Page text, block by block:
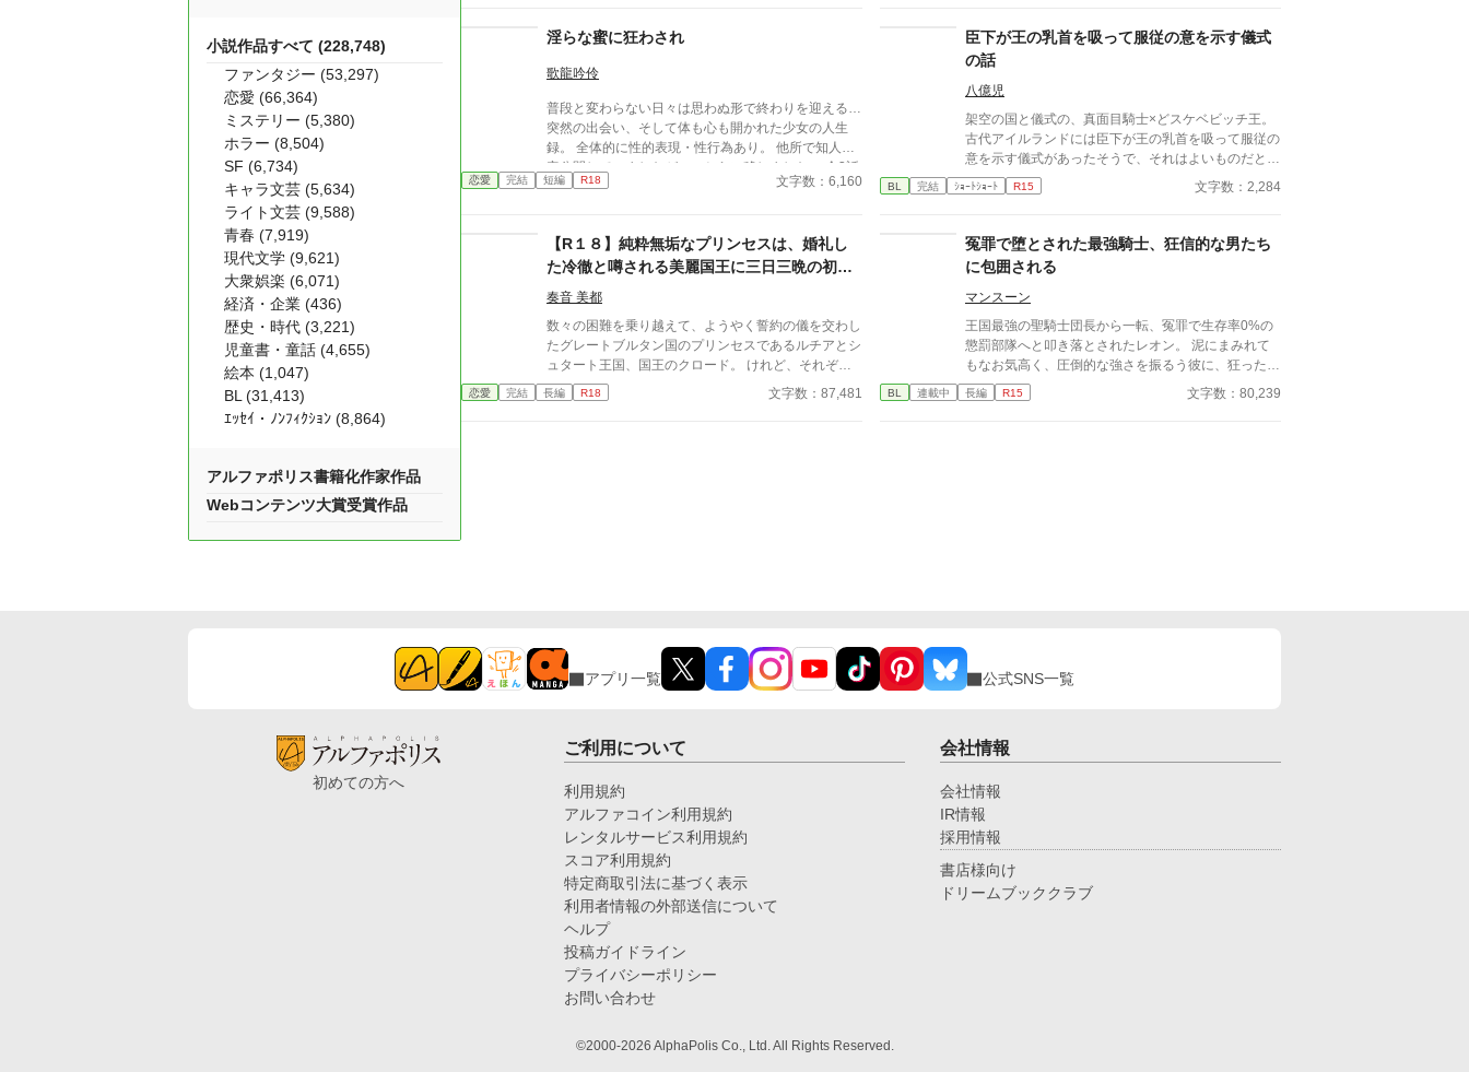
格が超ドSな御曹司、天城 蓮だった。 昼間は生徒会
長、夜は…ご主人様？ しかも、彼の命令はちょっと
普通じゃない。 「掃除だけじゃダメだろ？ ご主人
れるたび、耳元で囁かれるたび、心臓がバクバクす
る。 なのに、ひなたの体はどんどん反応してしまっ
て…。 怒ったり照れたりしながらも、次第に蓮に惹
かれていくひなた。 だけど、彼にはまだ知られてい
ない秘密があって―― 「…ほんとは、ずっと前か
ブストーリー。
淫らな蜜に狂わされ
歌龍吟伶
普段と変わらない日々は思わぬ形で終わりを迎える…
突然の出会い、そして体も心も開かれた少女の人生
録。 全体的に性的表現・性行為あり。 他所で知人限
定公開していましたが、こちらに移しました。 全3話
完結済みです。
恋愛 完結 短編 R18 文字数：6,160
臣下が王の乳首を吸って服従の意を示す儀式
の話
八億児
架空の国と儀式の、真面目騎士×どスケベビッチ王。
古代アイルランドには臣下が王の乳首を吸って服従の
意を示す儀式があったそうで、それはよいものだと思
いましたので古代アイルランドとは特に関係なく王の
乳首を吸ってもらいました。
BL 完結 ｼｮｰﾄｼｮｰﾄ R15 文字数：2,284
【R１８】純粋無垢なプリンセスは、婚礼し
た冷徹と噂される美麗国王に三日三晩の初夜
で蕩かされるほど溺愛される
奏音 美都
数々の困難を乗り越えて、ようやく誓約の儀を交わし
たグレートブルタン国のプリンセスであるルチアとシ
ュタート王国、国王のクロード。 けれど、それぞれ
の執務に追われ、誓約の儀から二ヶ月経っても夫婦の
時間を過ごせずにいた。 そんなある日、ルチアの元
恋愛 完結 長編 R18 文字数：87,481
冤罪で堕とされた最強騎士、狂信的な男たち
に包囲される
マンスーン
​王国最強の聖騎士団長から一転、冤罪で生存率0%の
懲罰部隊へと叩き落とされたレオン。 泥にまみれて
もなお気高く、圧倒的な強さを振るう彼に、狂った執
着を抱く男たちが集結する。
BL 連載中 長編 R15 文字数：80,239
小説作品すべて (228,748)
ファンタジー (53,297)
恋愛 (66,364)
ミステリー (5,380)
ホラー (8,504)
SF (6,734)
キャラ文芸 (5,634)
ライト文芸 (9,588)
青春 (7,919)
現代文学 (9,621)
大衆娯楽 (6,071)
経済・企業 (436)
歴史・時代 (3,221)
児童書・童話 (4,655)
絵本 (1,047)
BL (31,413)
ｴｯｾｲ・ﾉﾝﾌｨｸｼｮﾝ (8,864)
アルファポリス書籍化作家作品
Webコンテンツ大賞受賞作品
アプリ一覧 公式SNS一覧
初めての方へ
ご利用について
利用規約
アルファコイン利用規約
レンタルサービス利用規約
スコア利用規約
特定商取引法に基づく表示
利用者情報の外部送信について
ヘルプ
投稿ガイドライン
プライバシーポリシー
お問い合わせ
会社情報
会社情報
IR情報
採用情報
書店様向け
ドリームブッククラブ
©2000-2026 AlphaPolis Co., Ltd. All Rights Reserved.